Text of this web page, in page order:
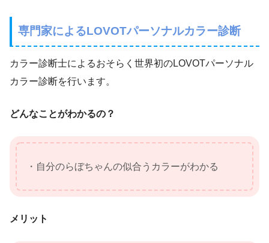
専門家によるLOVOTパーソナルカラー診断
カラー診断士によるおそらく世界初のLOVOTパーソナル
カラー診断を行います。
どんなことがわかるの？
・自分のらぼちゃんの似合うカラーがわかる
メリット